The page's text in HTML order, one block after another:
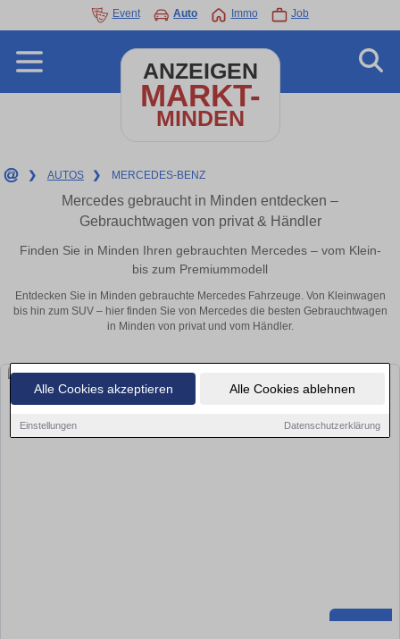
Alle Cookies akzeptieren Alle Cookies ablehnen
Einstellungen Datenschutzerklärung
Event Auto Immo Job
ANZEIGEN
MARKT-
MINDEN
❯ AUTOS ❯ MERCEDES-BENZ
Mercedes gebraucht in Minden entdecken –
Gebrauchtwagen von privat & Händler
Finden Sie in Minden Ihren gebrauchten Mercedes – vom Klein-
bis zum Premiummodell
Entdecken Sie in Minden gebrauchte Mercedes Fahrzeuge. Von Kleinwagen
bis hin zum SUV – hier finden Sie von Mercedes die besten Gebrauchtwagen
in Minden von privat und vom Händler.